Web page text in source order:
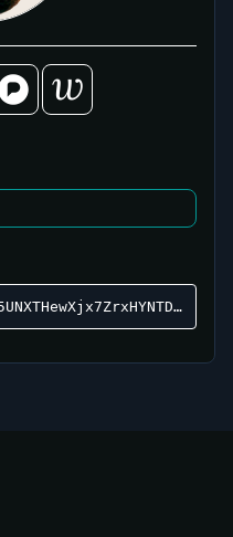
7RXxUoZsGVfesfFgj9uH2rkx5UNXTHewXjx7ZrxHYNTD:CW3